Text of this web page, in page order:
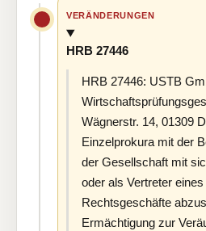
VERÄNDERUNGEN
HRB 27446
HRB 27446: USTB
Wägnerstr. 14, 01309
Einzelprokura mit der
der Gesellschaft mit
oder als Vertreter
Rechtsgeschäfte
Ermächtigung zur